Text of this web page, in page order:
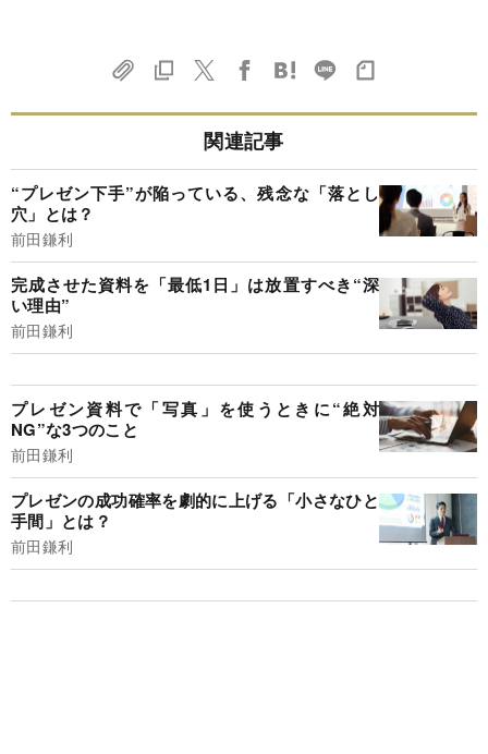
関連記事
“プレゼン下手”が陥っている、残念な「落とし
穴」とは？
前田鎌利
完成させた資料を「最低1日」は放置すべき“深
い理由”
前田鎌利
プレゼン資料で「写真」を使うときに“絶対
NG”な3つのこと
前田鎌利
プレゼンの成功確率を劇的に上げる「小さなひと
手間」とは？
前田鎌利